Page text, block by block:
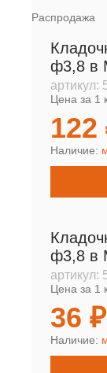
Распродажа
ф3,8 в
артикул:
Цена за 1
122
Наличие:
ф3,8 в
артикул:
Цена за 1
36 ₽
Наличие: